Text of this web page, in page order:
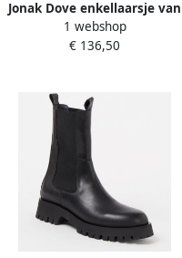
Jonak Dove enkellaarsje van
lakleer
1 webshop
€ 136,50